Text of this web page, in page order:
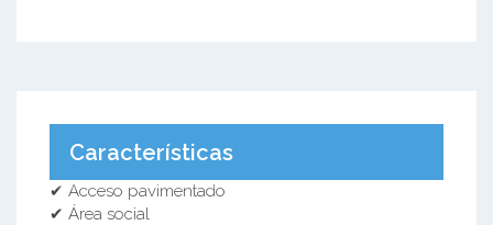
Características
✔ Acceso pavimentado
✔ Área social